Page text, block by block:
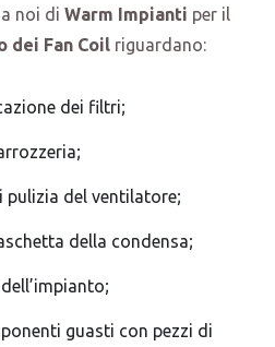
noi di Warm Impianti per il
dei Fan Coil riguardano:
dei filtri;
del ventilatore;
della condensa;
guasti con pezzi di